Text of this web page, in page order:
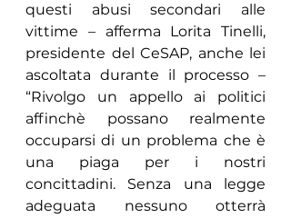
questi abusi secondari alle
vittime – afferma Lorita Tinelli,
presidente del CeSAP, anche lei
ascoltata durante il processo –
“Rivolgo un appello ai politici
affinchè possano realmente
occuparsi di un problema che è
una piaga per i nostri
concittadini. Senza una legge
adeguata nessuno otterrà